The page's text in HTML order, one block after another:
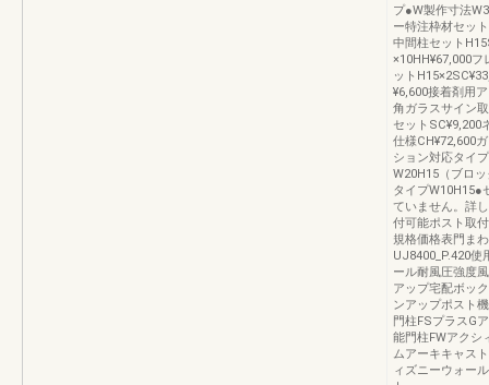
プ●W製作寸法
ー特注枠材セッ
中間柱セット
×10HH¥67,000フ
ット
¥6,600接着剤用
角ガラスサイン
セットSC¥9,200
仕様CH¥72,600
ション対応タイ
W20H15（ブロ
タイプW10H15●
ていません。詳
付可能ポスト取
規格価格表門ま
UJ8400_P.420使
ール耐風圧強度
アップ宅配ボッ
ンアップポスト
門柱FSプラスG
能門柱FWアクシ
ムアーキキャス
ィズニーウォー